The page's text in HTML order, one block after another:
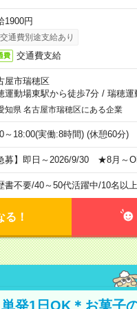
1900円
交通費別途支給あり
費 交通費支給
屋市瑞穂区
運動場東駅から徒歩7分/ 瑞穂運
知県 名古屋市瑞穂区にある企業
～18:00(実働:8時間) (休憩60分)
募】即日～2026/9/30 ★8月～
書不要/40～50代活躍中/10名以
る！
発1日OK＊お菓子